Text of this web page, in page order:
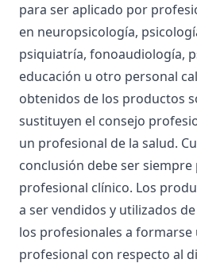
para ser aplicado por
en neuropsicología,
psiquiatría, fonoaudiología,
educación u otro personal
obtenidos de los productos
sustituyen el consejo
un profesional de la salud.
conclusión debe ser
profesional clínico. Los
a ser vendidos y utilizados
los profesionales a formarse
profesional con respecto al